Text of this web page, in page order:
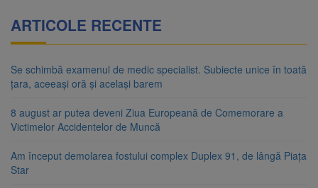
ARTICOLE RECENTE
Se schimbă examenul de medic specialist. Subiecte unice în toată
țara, aceeași oră și același barem
8 august ar putea deveni Ziua Europeană de Comemorare a
Victimelor Accidentelor de Muncă
Am început demolarea fostului complex Duplex 91, de lângă Piața
Star